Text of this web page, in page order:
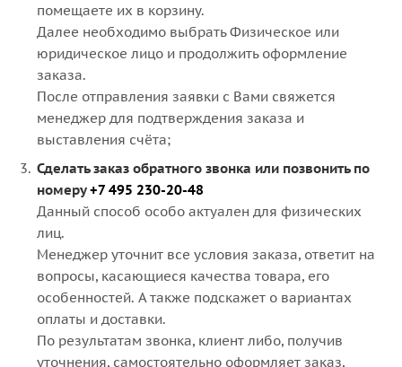
помещаете их в корзину.
Далее необходимо выбрать Физическое или
юридическое лицо и продолжить оформление
заказа.
После отправления заявки с Вами свяжется
менеджер для подтверждения заказа и
выставления счёта;
Сделать заказ обратного звонка или позвонить по
номеру+7 495 230-20-48
Данный способ особо актуален для физических
лиц.
Менеджер уточнит все условия заказа, ответит на
вопросы, касающиеся качества товара, его
особенностей. А также подскажет о вариантах
оплаты и доставки.
По результатам звонка, клиент либо, получив
уточнения, самостоятельно оформляет заказ,